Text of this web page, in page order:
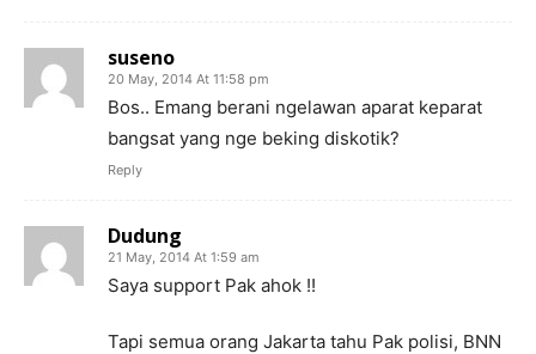
suseno
20 May, 2014 At 11:58 pm
Bos.. Emang berani ngelawan aparat keparat
bangsat yang nge beking diskotik?
Reply
Dudung
21 May, 2014 At 1:59 am
Saya support Pak ahok !!
Tapi semua orang Jakarta tahu Pak polisi, BNN